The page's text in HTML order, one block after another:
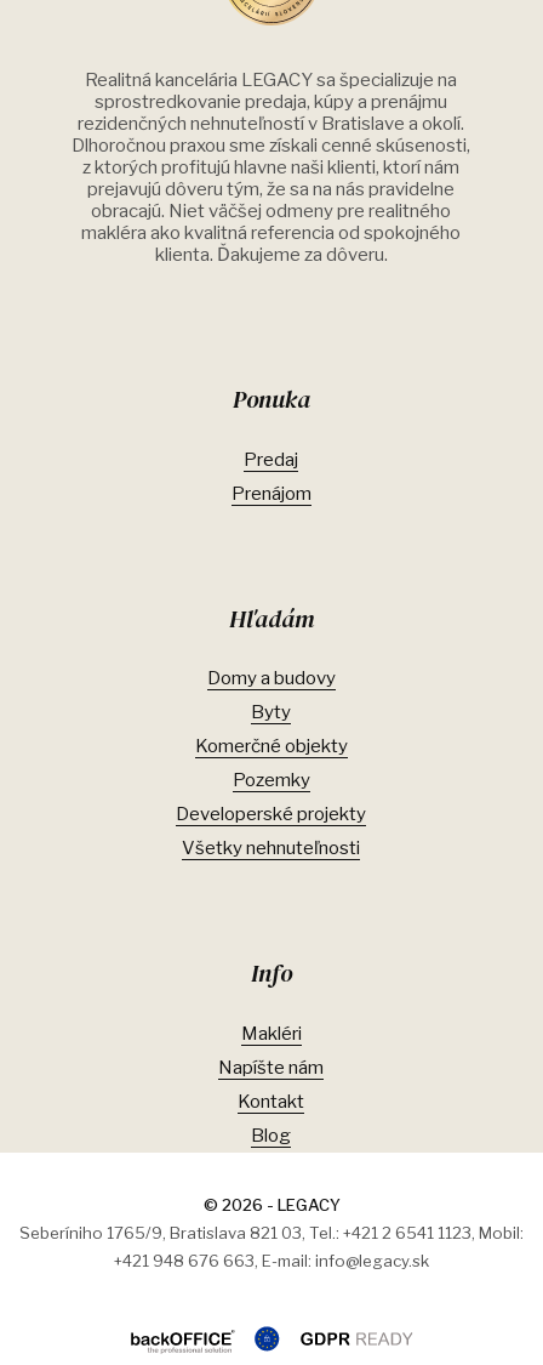
Realitná kancelária LEGACY sa špecializuje na
sprostredkovanie predaja, kúpy a prenájmu
rezidenčných nehnuteľností v Bratislave a okolí.
Dlhoročnou praxou sme získali cenné skúsenosti,
z ktorých profitujú hlavne naši klienti, ktorí nám
prejavujú dôveru tým, že sa na nás pravidelne
obracajú. Niet väčšej odmeny pre realitného
makléra ako kvalitná referencia od spokojného
klienta. Ďakujeme za dôveru.
Ponuka
Predaj
Prenájom
Hľadám
Domy a budovy
Byty
Komerčné objekty
Pozemky
Developerské projekty
Všetky nehnuteľnosti
Info
Makléri
Napíšte nám
Kontakt
Blog
© 2026 - LEGACY
Seberíniho 1765/9, Bratislava 821 03, Tel.: +421 2 6541 1123, Mobil:
+421 948 676 663, E-mail: info@legacy.sk